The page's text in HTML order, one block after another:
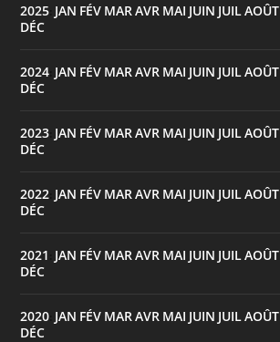
2025 JAN FÉV MARAVR MAI JUIN JUILAOÛT
DÉC
2024 JAN FÉV MARAVR MAI JUIN JUILAOÛT
DÉC
2023 JAN FÉV MARAVR MAI JUIN JUILAOÛT
DÉC
2022 JAN FÉV MARAVR MAI JUIN JUILAOÛT
DÉC
2021 JAN FÉV MARAVR MAI JUIN JUILAOÛT
DÉC
2020 JAN FÉV MARAVR MAI JUIN JUILAOÛT
DÉC